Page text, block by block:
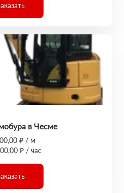
в Чесме
₽ / м
₽ / час